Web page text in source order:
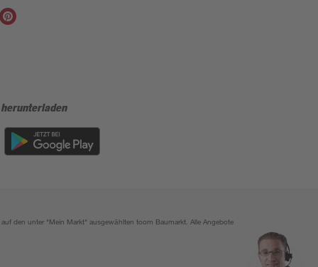
den unter "Mein Markt" ausgewählten toom Baumarkt. Alle Angebote